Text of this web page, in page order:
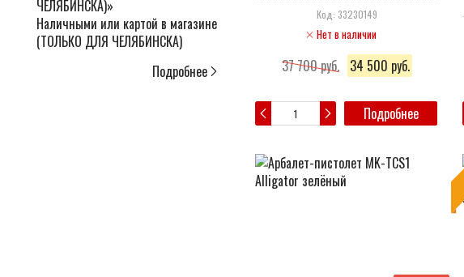
Наличными или картой в магазине
(ТОЛЬКО ДЛЯ ЧЕЛЯБИНСКА)
Подробнее
Код: 33230149
Нет в наличии
37 700 руб. 34 500 руб.
Подробнее